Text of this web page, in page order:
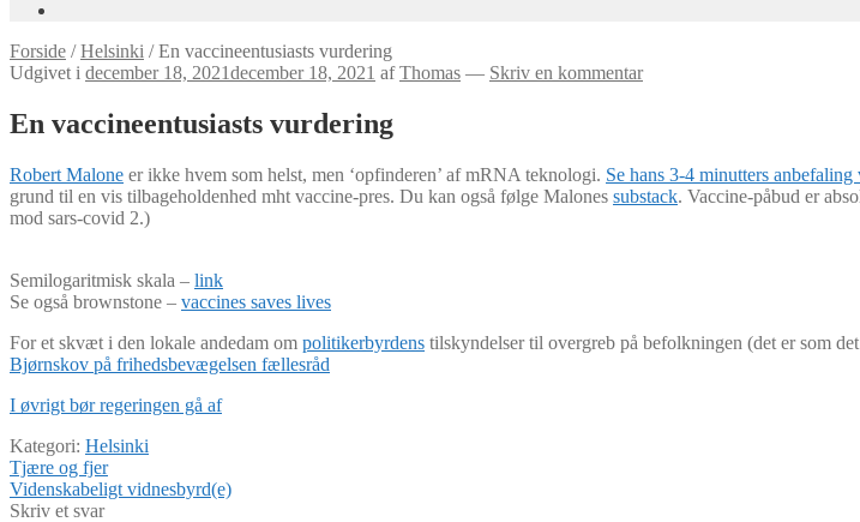
Forside /Helsinki /En vaccineentusiasts vurdering
Udgivet i december 18, 2021december 18, 2021 afThomas — Skriv en kommentar
En vaccineentusiasts vurdering
Robert Malone er ikke hvem som helst, men ‘opfinderen’ af mRNA teknologi. Se hans 3-4 minutters
grund til en vis tilbageholdenhed mht vaccine-pres. Du kan også følge Malones substack. Vaccine-påbud er
mod sars-covid 2.)
Semilogaritmisk skala – link
Se også brownstone – vaccines saves lives
For et skvæt i den lokale andedam om politikerbyrdens tilskyndelser til overgreb på befolkningen (det er som
Bjørnskov på frihedsbevægelsen fællesråd
I øvrigt bør regeringen gå af
Kategori: Helsinki
Indlægsnavigation
Forrige
indlæg:
Tjære og fjer
Næste
indlæg:
Videnskabeligt vidnesbyrd(e)
Skriv et svar